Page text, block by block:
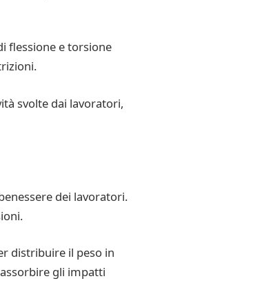
flessione e torsione
svolte dai lavoratori,
dei lavoratori.
distribuire il peso in
gli impatti